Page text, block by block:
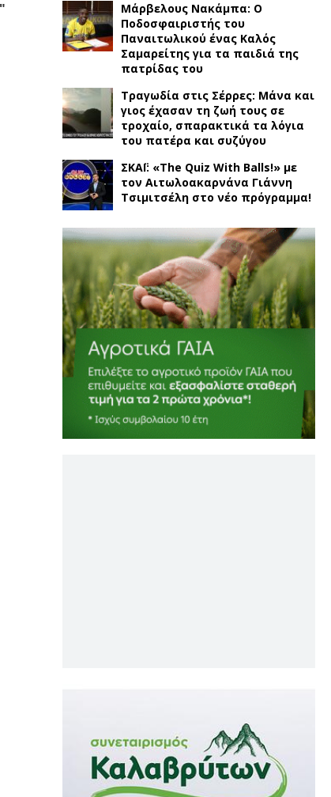
Μάρβελους Νακάμπα: Ο
Ποδοσφαιριστής του
Παναιτωλικού ένας Καλός
Σαμαρείτης για τα παιδιά της
πατρίδας του
Τραγωδία στις Σέρρες: Μάνα και
γιος έχασαν τη ζωή τους σε
τροχαίο, σπαρακτικά τα λόγια
του πατέρα και συζύγου
ΣΚΑΪ: «The Quiz With Balls!» με
τον Αιτωλοακαρνάνα Γιάννη
Τσιμιτσέλη στο νέο πρόγραμμα!